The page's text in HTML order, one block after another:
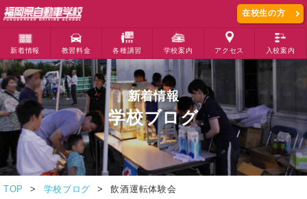
在校生の方
新着情報 教習料金 各種講習 学校案内 アクセス 入校案内
新着情報
学校ブログ
TOP 学校ブログ 飲酒運転体験会